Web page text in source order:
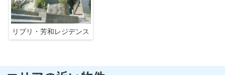
リブリ・芳和レジデンス